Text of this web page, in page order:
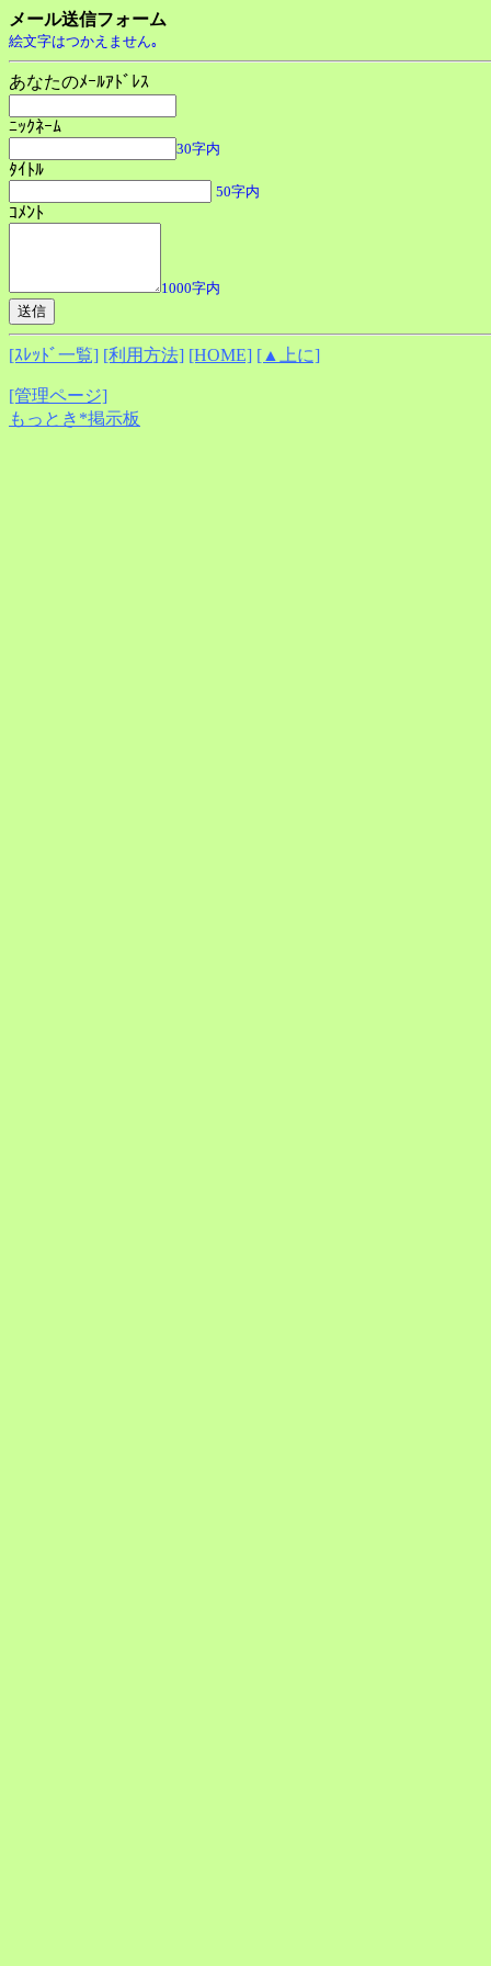
メール送信フォーム
絵文字はつかえません｡
あなたのﾒｰﾙｱﾄﾞﾚｽ
ﾆｯｸﾈｰﾑ
30字内
ﾀｲﾄﾙ
50字内
ｺﾒﾝﾄ
1000字内
[ｽﾚｯﾄﾞ一覧] [利用方法] [HOME] [▲上に]
[管理ページ]
もっとき*掲示板